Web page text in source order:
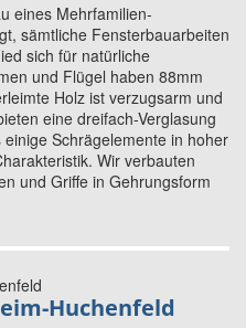
eines Mehrfamilien-
sämtliche Fensterbauarbeiten
sich für natürliche
und Flügel haben 88mm
Holz ist verzugsarm und
eine dreifach-Verglasung
Schrägelemente in hoher
Wir verbauten
und Griffe in Gehrungsform
Huchenfeld